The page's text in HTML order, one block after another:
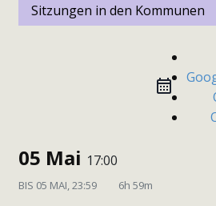
Sitzungen in den Kommunen
05 Mai 17:00
BIS 05 MAI, 23:59 6h 59m